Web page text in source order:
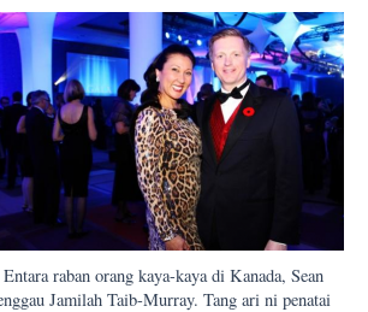
Entara raban orang kaya-kaya di Kanada, Sean
Jamilah Taib-Murray. Tang ari ni penatai